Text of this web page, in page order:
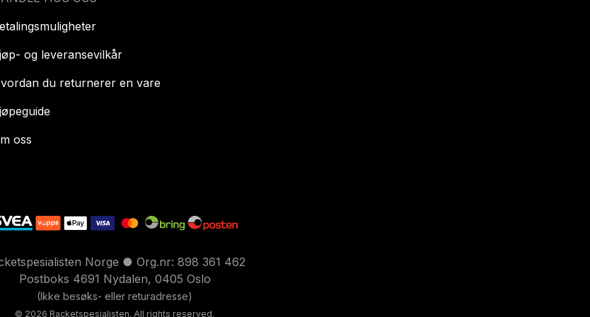
og leveransevilkår
du returnerer en vare
oss
Norge ● Org.nr: 898 361 462
Postboks 4691 Nydalen, 0405 Oslo
(Ikke besøks- eller returadresse)
© 2026 Racketspesialisten. All rights reserved.